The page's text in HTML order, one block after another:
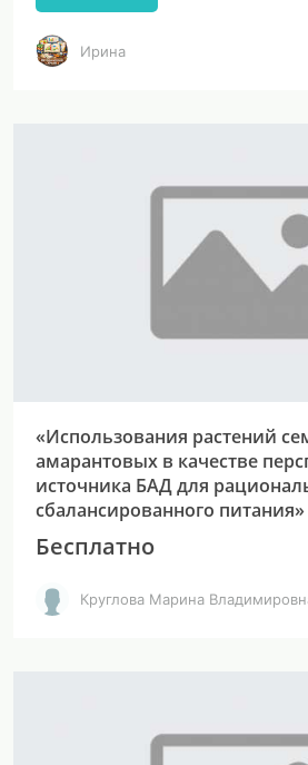
Ирина
«Использования растений
амарантовых в качестве
источника БАД для
сбалансированного питания»
Бесплатно
Круглова Марина